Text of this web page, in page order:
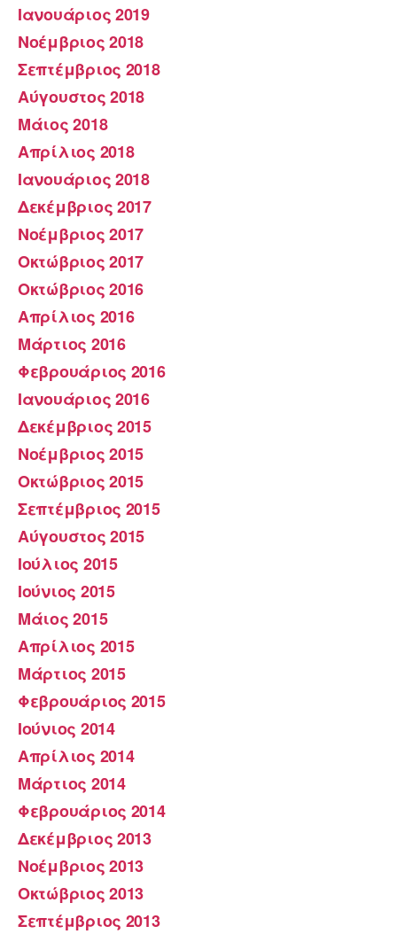
Ιανουάριος 2019
Νοέμβριος 2018
Σεπτέμβριος 2018
Αύγουστος 2018
Μάιος 2018
Απρίλιος 2018
Ιανουάριος 2018
Δεκέμβριος 2017
Νοέμβριος 2017
Οκτώβριος 2017
Οκτώβριος 2016
Απρίλιος 2016
Μάρτιος 2016
Φεβρουάριος 2016
Ιανουάριος 2016
Δεκέμβριος 2015
Νοέμβριος 2015
Οκτώβριος 2015
Σεπτέμβριος 2015
Αύγουστος 2015
Ιούλιος 2015
Ιούνιος 2015
Μάιος 2015
Απρίλιος 2015
Μάρτιος 2015
Φεβρουάριος 2015
Ιούνιος 2014
Απρίλιος 2014
Μάρτιος 2014
Φεβρουάριος 2014
Δεκέμβριος 2013
Νοέμβριος 2013
Οκτώβριος 2013
Σεπτέμβριος 2013